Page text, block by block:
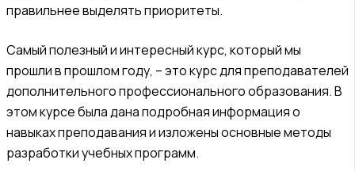
правильнее выделять приоритеты.
Самый полезный и интересный курс, который мы
прошли в прошлом году, – это курс для преподавателей
дополнительного профессионального образования. В
этом курсе была дана подробная информация о
навыках преподавания и изложены основные методы
разработки учебных программ.